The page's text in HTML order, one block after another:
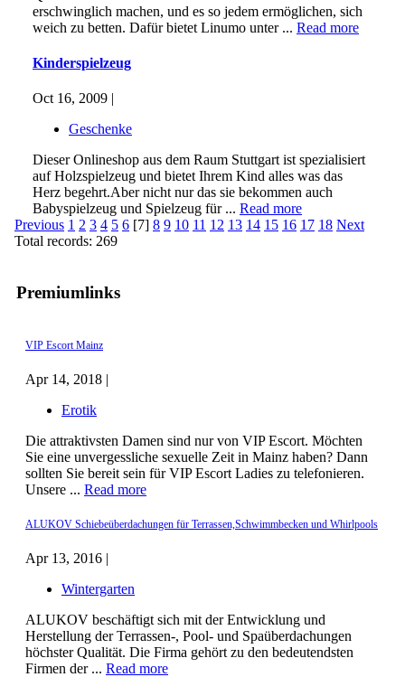
Premiumlinks
VIP Escort Mainz
Apr 14, 2018 |
Erotik
Die attraktivsten Damen sind nur von VIP Escort. Möchten
Sie eine unvergessliche sexuelle Zeit in Mainz haben? Dann
sollten Sie bereit sein für VIP Escort Ladies zu telefonieren.
Unsere ... Read more
ALUKOV Schiebeüberdachungen für Terrassen,Schwimmbecken und Whirlpools
Apr 13, 2016 |
Wintergarten
ALUKOV beschäftigt sich mit der Entwicklung und
Herstellung der Terrassen-, Pool- und Spaüberdachungen
höchster Qualität. Die Firma gehört zu den bedeutendsten
Firmen der ... Read more
erschwinglich machen, und es so jedem ermöglichen, sich
weich zu betten. Dafür bietet Linumo unter ... Read more
Kinderspielzeug
Oct 16, 2009 |
Geschenke
Dieser Onlineshop aus dem Raum Stuttgart ist spezialisiert
auf Holzspielzeug und bietet Ihrem Kind alles was das
Herz begehrt.Aber nicht nur das sie bekommen auch
Babyspielzeug und Spielzeug für ... Read more
Previous 1 2 3 4 5 6 [7] 8 9 10 11 12 13 14 15 16 17 18 Next
Total records: 269